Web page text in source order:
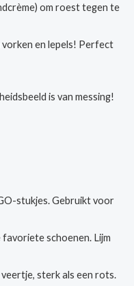
om roest tegen te
vorken en lepels! Perfect
is van messing!
stukjes. Gebruikt voor
favoriete schoenen. Lijm
veertje, sterk als een rots.